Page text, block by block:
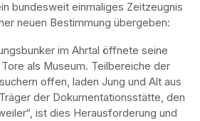
bundesweit einmaliges Zeitzeugnis
neuen Bestimmung übergeben:
im Ahrtal öffnete seine
als Museum. Teilbereiche der
offen, laden Jung und Alt aus
der Dokumentationsstätte, den
ist dies Herausforderung und